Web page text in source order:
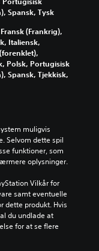
Spansk, Tysk
(Frankrig),
Italiensk,
Polsk, Portugisisk
Spansk, Tjekkisk,
muligvis
Selvom dette spil
funktioner, som
oplysninger.
Vilkår for
samt eventuelle
dette produkt. Hvis
du undlade at
for at se flere